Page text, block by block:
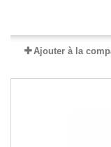
Ajouter à la